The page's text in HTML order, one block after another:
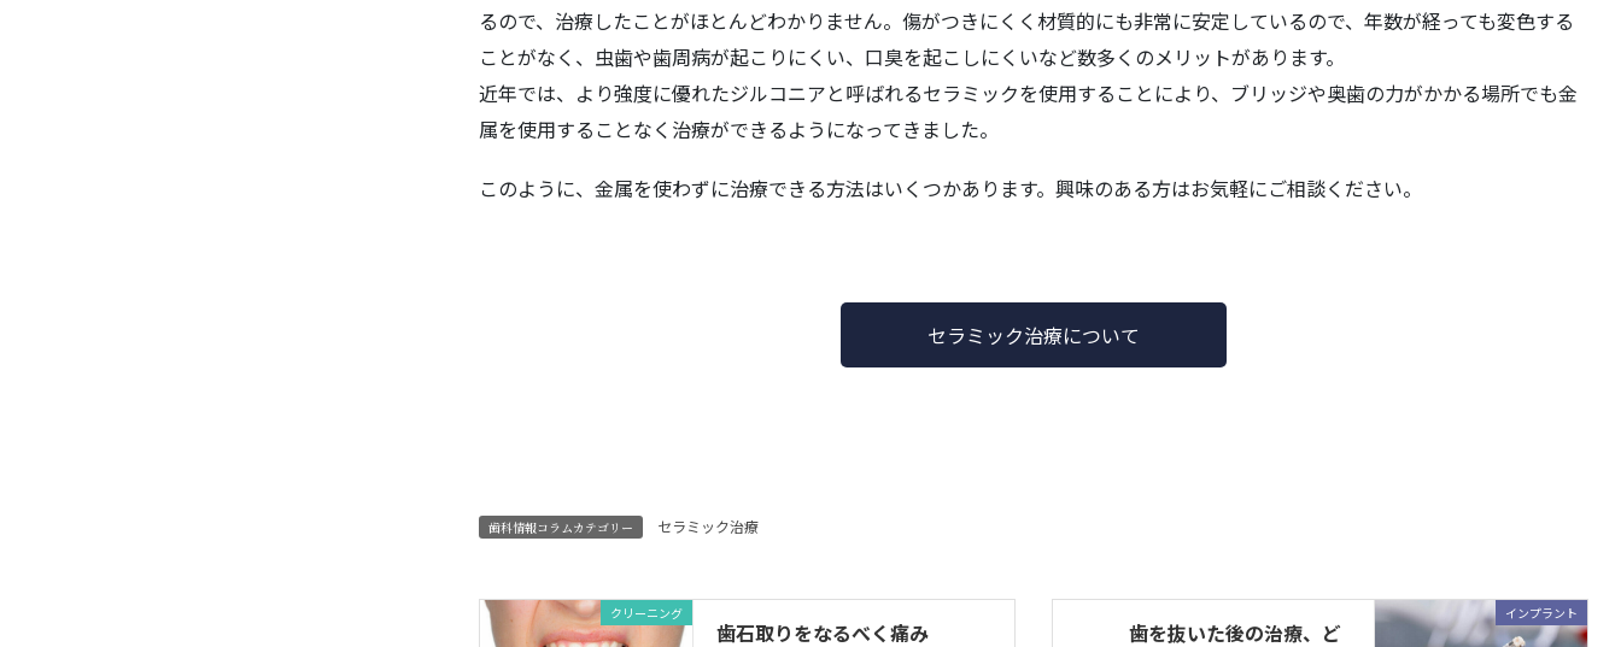
るので、治療したことがほとんどわかりません。傷がつきにくく材質的にも非常に安定しているので、年数が経っても変色する
ことがなく、虫歯や歯周病が起こりにくい、口臭を起こしにくいなど数多くのメリットがあります。
近年では、より強度に優れたジルコニアと呼ばれるセラミックを使用することにより、ブリッジや奥歯の力がかかる場所でも金
属を使用することなく治療ができるようになってきました。
このように、金属を使わずに治療できる方法はいくつかあります。興味のある方はお気軽にご相談ください。
セラミック治療について
歯科情報コラムカテゴリー セラミック治療
クリーニング
歯石取りをなるべく痛み
インプラント
歯を抜いた後の治療、ど